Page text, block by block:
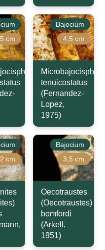
cm
Bajocium
4,5 cm
tenuicostatus
(Fernandez-
Lopez,
1975)
cm
Bajocium
3,5 cm
Oecotraustes
(Oecotraustes)
bomfordi
(Arkell,
1951)